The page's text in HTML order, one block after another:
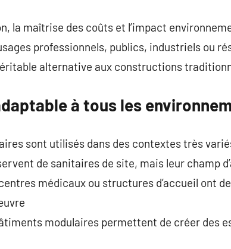
la maîtrise des coûts et l’impact
professionnels, publics, industriels ou
alternative aux constructions
à tous les
sont utilisés dans des contextes très
de sanitaires de site, mais leur champ
médicaux ou structures d’accueil ont
modulaires permettent de créer des